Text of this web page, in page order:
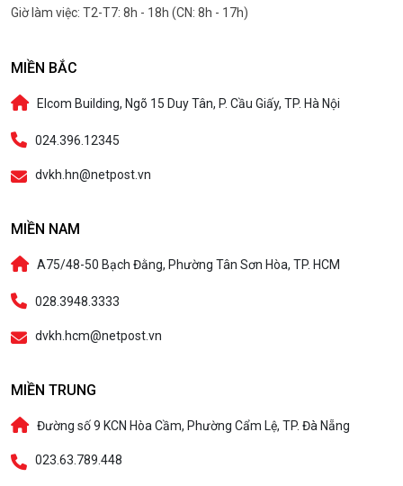
Giờ làm việc: T2-T7: 8h - 18h (CN: 8h - 17h)
MIỀN BẮC
Elcom Building, Ngõ 15 Duy Tân, P. Cầu Giấy, TP. Hà Nội
024.396.12345
dvkh.hn@netpost.vn
MIỀN NAM
A75/48-50 Bạch Đằng, Phường Tân Sơn Hòa, TP. HCM
028.3948.3333
dvkh.hcm@netpost.vn
MIỀN TRUNG
Đường số 9 KCN Hòa Cầm, Phường Cẩm Lệ, TP. Đà Nẵng
023.63.789.448